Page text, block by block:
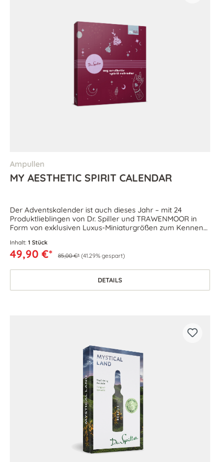
Ampullen
MY AESTHETIC SPIRIT CALENDAR
Der Adventskalender ist auch dieses Jahr – mit 24
Produktlieblingen von Dr. Spiller und TRAWENMOOR in
Form von exklusiven Luxus-Miniaturgrößen zum Kennen-
Inhalt: 1 Stück
49,90 €* 85,00 €* (41.29% gespart)
DETAILS